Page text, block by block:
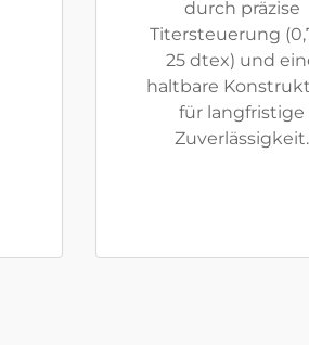
durch präzise
Titersteuerung
25 dtex) und
haltbare
für langfristige
Zuverlässigkeit.